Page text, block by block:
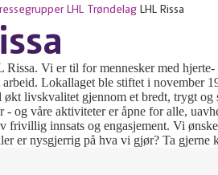
LHL Trøndelag LHL Rissa
Vi er til for mennesker med
arbeid. Lokallaget ble stiftet i november
livskvalitet gjennom et bredt, trygt
- og våre aktiviteter er åpne for alle,
frivillig innsats og engasjement. Vi
er nysgjerrig på hva vi gjør? Ta gjerne